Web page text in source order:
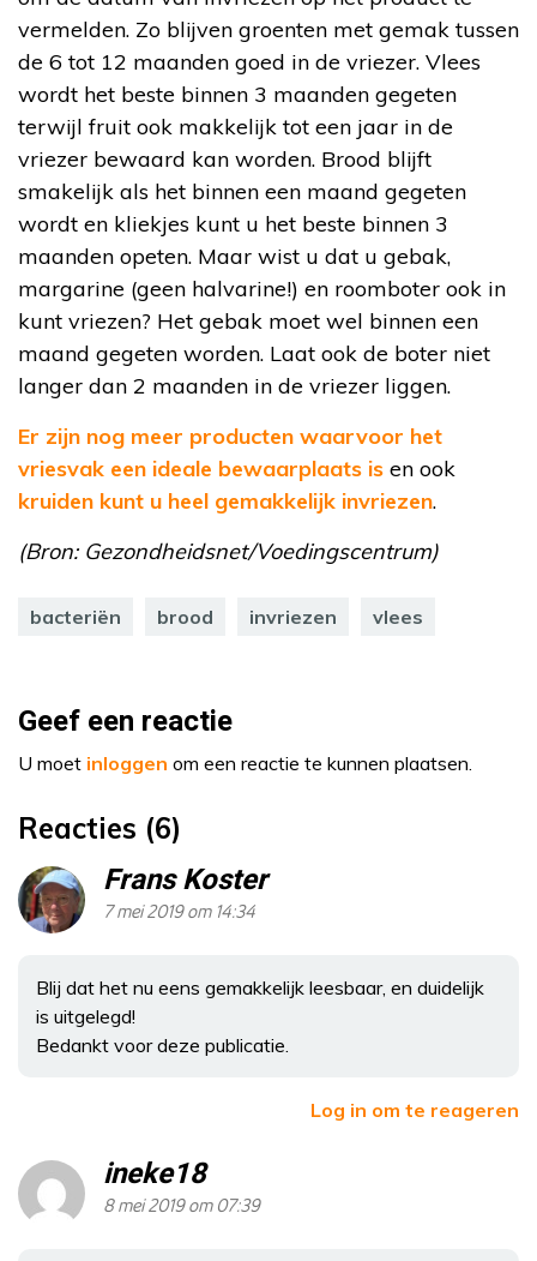
vermelden. Zo blijven groenten met gemak tussen
de 6 tot 12 maanden goed in de vriezer. Vlees
wordt het beste binnen 3 maanden gegeten
terwijl fruit ook makkelijk tot een jaar in de
vriezer bewaard kan worden. Brood blijft
smakelijk als het binnen een maand gegeten
wordt en kliekjes kunt u het beste binnen 3
maanden opeten. Maar wist u dat u gebak,
margarine (geen halvarine!) en roomboter ook in
kunt vriezen? Het gebak moet wel binnen een
maand gegeten worden. Laat ook de boter niet
langer dan 2 maanden in de vriezer liggen.
Er zijn nog meer producten waarvoor het
vriesvak een ideale bewaarplaats is en ook
kruiden kunt u heel gemakkelijk invriezen.
(Bron: Gezondheidsnet/Voedingscentrum)
bacteriën brood invriezen vlees
Geef een reactie
U moet inloggen om een reactie te kunnen plaatsen.
Reacties (6)
Frans Koster
7 mei 2019 om 14:34
Blij dat het nu eens gemakkelijk leesbaar, en duidelijk
is uitgelegd!
Bedankt voor deze publicatie.
Log in om te reageren
ineke18
8 mei 2019 om 07:39